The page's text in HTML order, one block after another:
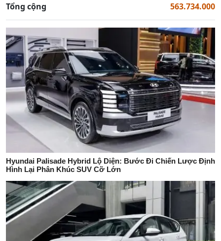
Tổng cộng
563.734.000
Hyundai Palisade Hybrid Lộ Diện: Bước Đi Chiến Lược Định
Hình Lại Phân Khúc SUV Cỡ Lớn